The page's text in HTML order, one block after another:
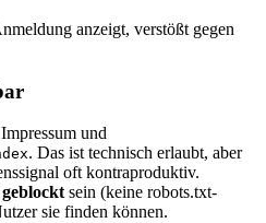
anzeigt, verstößt gegen
und
. Das ist technisch erlaubt, aber
oft kontraproduktiv.
sein (keine robots.txt-
sie finden können.